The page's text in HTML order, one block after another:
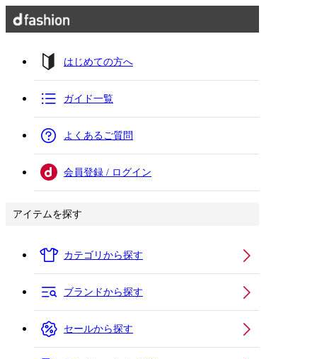
はじめての方へ
ガイド一覧
よくあるご質問
会員登録 / ログイン
アイテムを探す
カテゴリから探す
ブランドから探す
セールから探す